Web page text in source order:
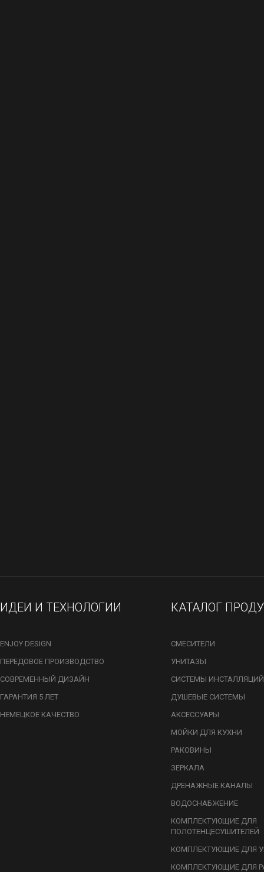
ИДЕИ И ТЕХНОЛОГИИ
ENJOY DESIGN
ПЕРЕДОВОЕ ПРОИЗВОДСТВО
СОВРЕМЕННЫЙ ДИЗАЙН
ГАРАНТИЯ 5 ЛЕТ
НЕМЕЦКОЕ КАЧЕСТВО
КАТАЛОГ
СМЕСИТЕЛИ
УНИТАЗЫ
СИСТЕМЫ ИНСТАЛЛЯЦИЙ
ДУШЕВЫЕ СИСТЕМЫ
АКСЕССУАРЫ
МОЙКИ ДЛЯ КУХНИ
РАКОВИНЫ
ЗЕРКАЛА
ДРЕНАЖНЫЕ КАНАЛЫ
ВОДОСНАБЖЕНИЕ
КОМПЛЕКТУЮЩИЕ ДЛЯ
ПОЛОТЕНЦЕСУШИТЕЛЕЙ
КОМПЛЕКТУЮЩИЕ ДЛЯ
КОМПЛЕКТУЮЩИЕ ДЛЯ